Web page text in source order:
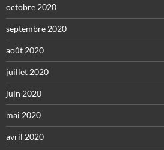
octobre 2020
septembre 2020
août 2020
juillet 2020
juin 2020
mai 2020
avril 2020